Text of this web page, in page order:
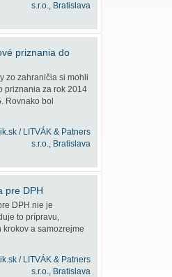
s.r.o., Bratislava
priznania do
zo zahraničia si mohli
priznania za rok 2014
Rovnako bol
/ LITVÁK & Patners
s.r.o., Bratislava
pre DPH
DPH nie je
to prípravu,
a samozrejme
/ LITVÁK & Patners
s.r.o., Bratislava